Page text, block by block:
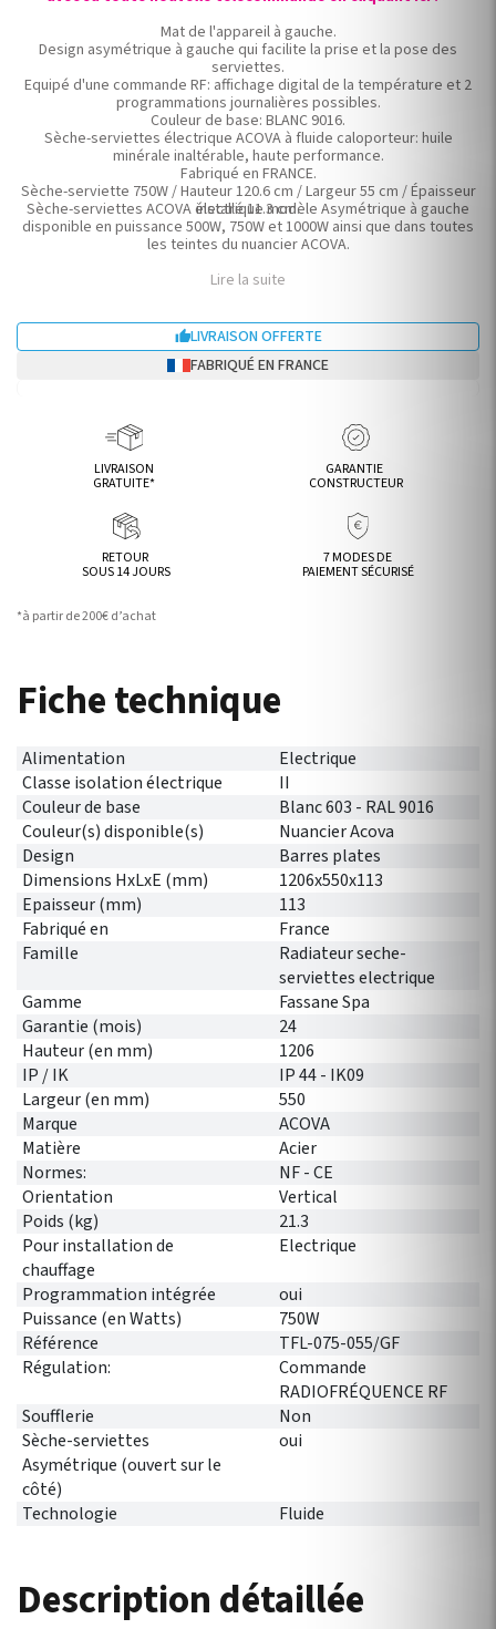
Mat de l'appareil à gauche.
Design asymétrique à gauche qui facilite la prise et la pose des
serviettes.
Equipé d'une commande RF: affichage digital de la température et 2
programmations journalières possibles.
Couleur de base: BLANC 9016.
Sèche-serviettes électrique ACOVA à fluide caloporteur: huile
minérale inaltérable, haute performance.
Fabriqué en FRANCE.
Sèche-serviette 750W / Hauteur 120.6 cm / Largeur 55 cm / Épaisseur
installé 11.3 cm.
Sèche-serviettes ACOVA électrique modèle Asymétrique à gauche
disponible en puissance 500W, 750W et 1000W ainsi que dans toutes
les teintes du nuancier ACOVA.
Lire la suite
LIVRAISON OFFERTE
FABRIQUÉ EN FRANCE
LIVRAISON
GRATUITE*
GARANTIE
CONSTRUCTEUR
RETOUR
SOUS 14 JOURS
7 MODES DE
PAIEMENT SÉCURISÉ
*à partir de 200€ d’achat
Fiche technique
Alimentation
Electrique
Classe isolation électrique
II
Couleur de base
Blanc 603 - RAL 9016
Couleur(s) disponible(s)
Nuancier Acova
Design
Barres plates
Dimensions HxLxE (mm)
1206x550x113
Epaisseur (mm)
113
Fabriqué en
France
Famille
Radiateur seche-
serviettes electrique
Gamme
Fassane Spa
Garantie (mois)
24
Hauteur (en mm)
1206
IP / IK
IP 44 - IK09
Largeur (en mm)
550
Marque
ACOVA
Matière
Acier
Normes:
NF - CE
Orientation
Vertical
Poids (kg)
21.3
Pour installation de
chauffage
Electrique
Programmation intégrée
oui
Puissance (en Watts)
750W
Référence
TFL-075-055/GF
Régulation:
Commande
RADIOFRÉQUENCE RF
Soufflerie
Non
Sèche-serviettes
Asymétrique (ouvert sur le
côté)
oui
Technologie Fluide
Description détaillée